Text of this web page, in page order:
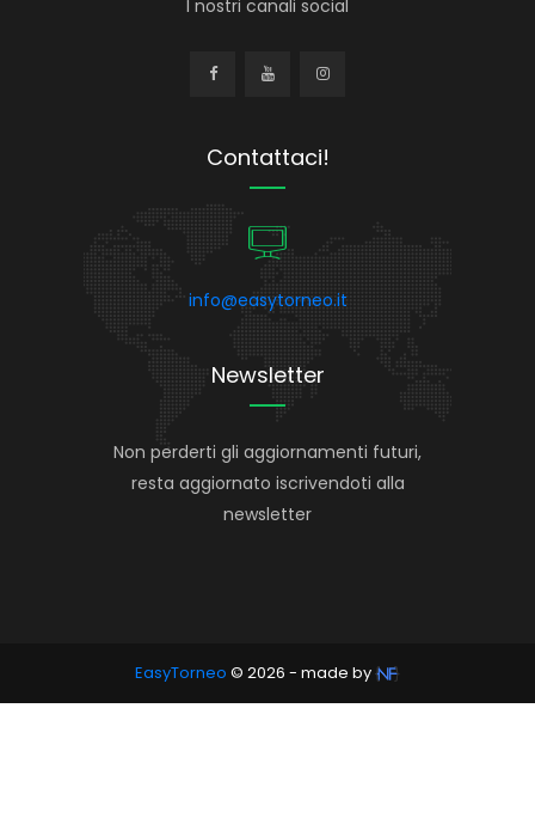
I nostri canali social
Contattaci!
info@easytorneo.it
Newsletter
Non perderti gli aggiornamenti futuri,
resta aggiornato iscrivendoti alla
newsletter
EasyTorneo © 2026 - made by